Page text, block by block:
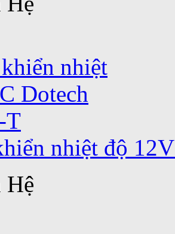
nhiệt độ
Hệ